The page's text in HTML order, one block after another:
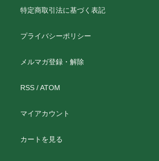
特定商取引法に基づく表記
プライバシーポリシー
メルマガ登録・解除
RSS /ATOM
マイアカウント
カートを見る